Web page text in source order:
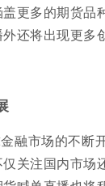
更多的期货品
还将出现更多
融市场的不断
关注国内市场